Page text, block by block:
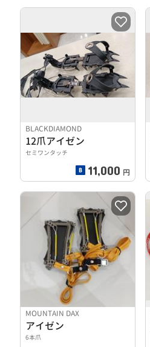
BLACKDIAMOND
12爪アイゼン
セミワンタッチ
11,000 円
MOUNTAIN DAX
アイゼン
6本爪